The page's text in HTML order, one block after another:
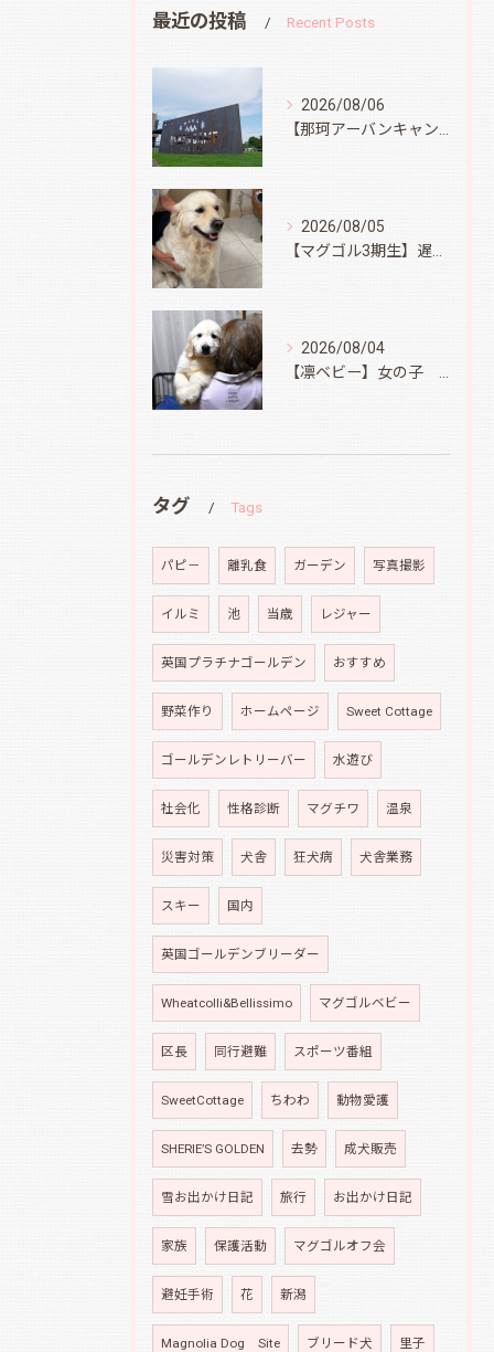
最近の投稿 Recent Posts
2026/08/06
2026/08/05
2026/08/04
タグ Tags
パピ－ 離乳食 ガーデン 写真撮影
イルミ 池 当歳 レジャー
英国プラチナゴールデン おすすめ
野菜作り ホームページ Sweet Cottage
ゴールデンレトリーバー 水遊び
社会化 性格診断 マグチワ 温泉
災害対策 犬舎 狂犬病 犬舎業務
スキー 国内
英国ゴールデンブリーダー
Wheatcolli&Bellissimo マグゴルベビー
区長 同行避難 スポーツ番組
SweetCottage ちわわ 動物愛護
SHERIE’S GOLDEN 去勢 成犬販売
雪お出かけ日記 旅行 お出かけ日記
家族 保護活動 マグゴルオフ会
避妊手術 花 新潟
Magnolia Dog Site ブリード犬 里子